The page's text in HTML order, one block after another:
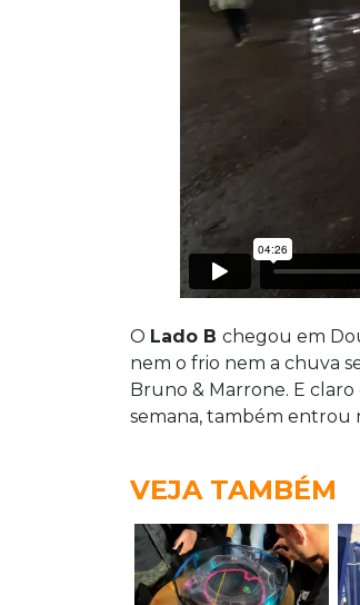
O Lado B chegou em
nem o frio nem a chuva
Bruno & Marrone. E
semana, também entrou
VEJA TAMBÉM